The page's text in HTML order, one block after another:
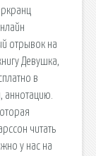
отрывок на
Девушка,
в
читать
у нас на